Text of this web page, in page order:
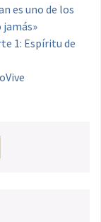
es uno de los
jamás»
1: Espíritu de